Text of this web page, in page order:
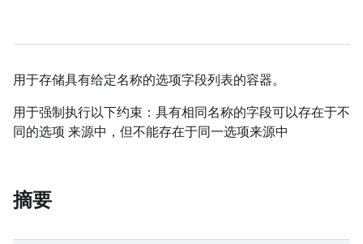
用于存储具有给定名称的选项字段列表的容器。
用于强制执行以下约束：具有相同名称的字段可以存在于不
同的选项 来源中，但不能存在于同一选项来源中
摘要